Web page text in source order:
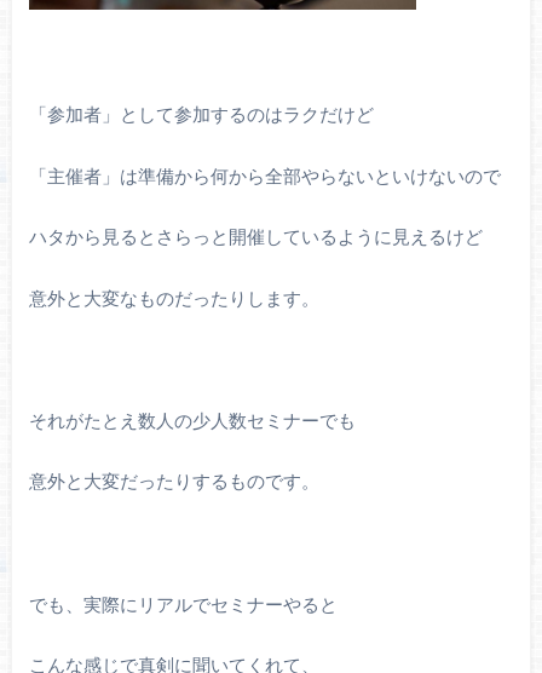
「参加者」として参加するのはラクだけど
「主催者」は準備から何から全部やらないといけないので
ハタから見るとさらっと開催しているように見えるけど
意外と大変なものだったりします。
それがたとえ数人の少人数セミナーでも
意外と大変だったりするものです。
でも、実際にリアルでセミナーやると
こんな感じで真剣に聞いてくれて、